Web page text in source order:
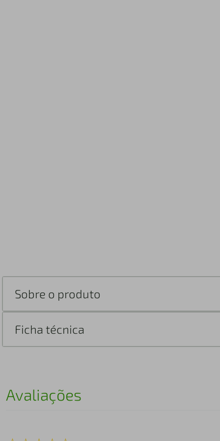
Sobre o produto
Ficha técnica
Avaliações